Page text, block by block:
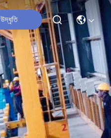
উদ্ধৃতি